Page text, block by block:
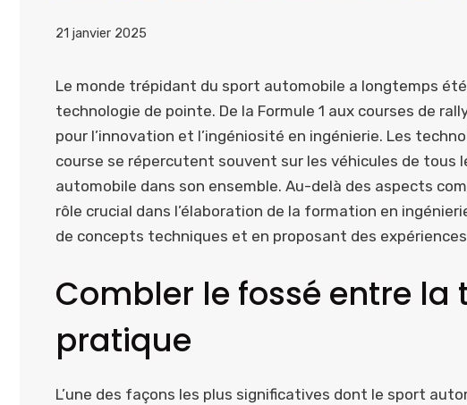
21 janvier 2025
Le monde trépidant du sport automobile a longtemps
technologie de pointe. De la Formule 1 aux courses de
pour l’innovation et l’ingéniosité en ingénierie. Les
course se répercutent souvent sur les véhicules de tous
automobile dans son ensemble. Au-delà des aspects
rôle crucial dans l’élaboration de la formation en
de concepts techniques et en proposant des
Combler le fossé entre la
pratique
L’une des façons les plus significatives dont le sport